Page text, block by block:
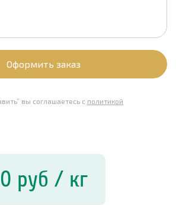
Оформить заказ
вы соглашаетесь с политикой
руб / кг